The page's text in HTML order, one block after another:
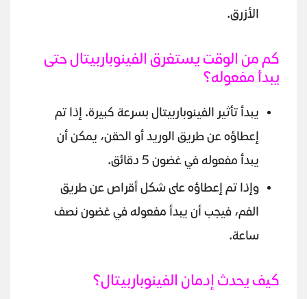
الأزرق.
كم من الوقت يستغرق الفينوباربيتال حتى
يبدأ مفعوله؟
يبدأ تأثير الفينوباربيتال بسرعة كبيرة. إذا تم
إعطاؤه عن طريق الوريد أو الحقن، يمكن أن
يبدأ مفعوله في غضون 5 دقائق.
وإذا تم إعطاؤه على شكل أقراص عن طريق
الفم، فيجب أن يبدأ مفعوله في غضون نصف
ساعة.
كيف يحدث إدمان الفينوباربيتال؟